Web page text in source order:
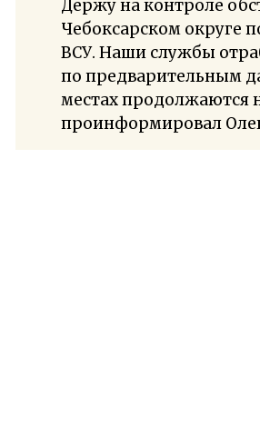
Держу на контроле
Чебоксарском округе
ВСУ. Наши службы
по предварительным
местах
проинформировал